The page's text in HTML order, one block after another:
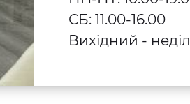
СБ: 11.00-16.00
Вихідний -